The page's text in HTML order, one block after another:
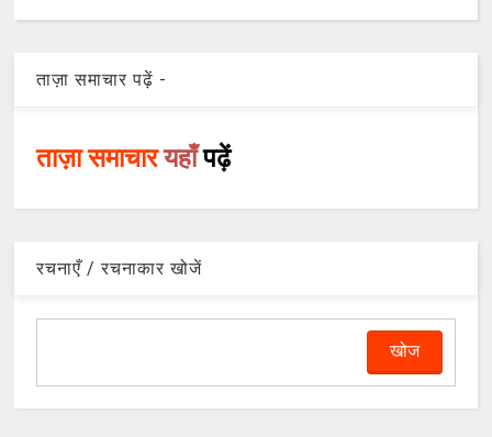
ताज़ा समाचार पढ़ें -
ताज़ा समाचारयहाँपढ़ें
रचनाएँ / रचनाकार खोजें